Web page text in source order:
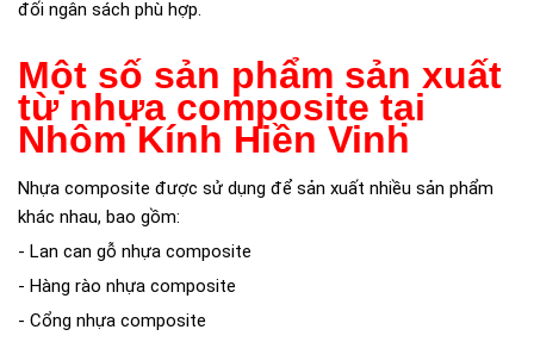
đối ngân sách phù hợp.
Một số sản phẩm sản xuất
từ nhựa composite tại
Nhôm Kính Hiền Vinh
Nhựa composite được sử dụng để sản xuất nhiều sản phẩm
khác nhau, bao gồm:
- Lan can gỗ nhựa composite
- Hàng rào nhựa composite
- Cổng nhựa composite